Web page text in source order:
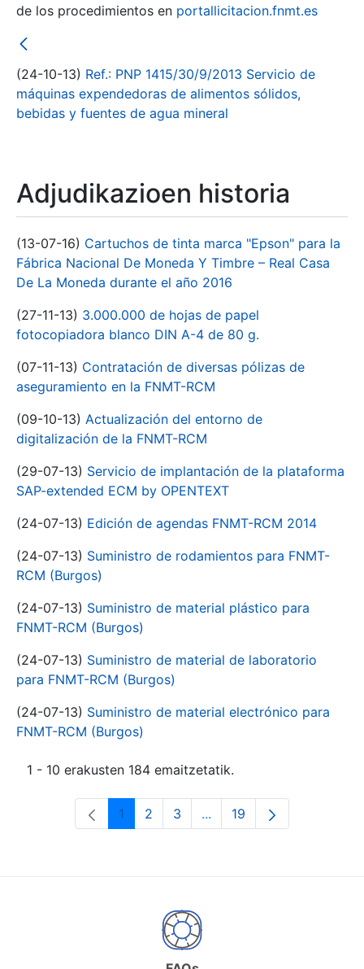
Erakutsi/Ezkutatu
de los procedimientos en portallicitacion.fnmt.es
(24-10-13) Ref.: PNP 1415/30/9/2013 Servicio de
máquinas expendedoras de alimentos sólidos,
bebidas y fuentes de agua mineral
Adjudikazioen historia
(13-07-16) Cartuchos de tinta marca "Epson" para la
Fábrica Nacional De Moneda Y Timbre – Real Casa
De La Moneda durante el año 2016
(27-11-13) 3.000.000 de hojas de papel
fotocopiadora blanco DIN A-4 de 80 g.
(07-11-13) Contratación de diversas pólizas de
aseguramiento en la FNMT-RCM
(09-10-13) Actualización del entorno de
digitalización de la FNMT-RCM
(29-07-13) Servicio de implantación de la plataforma
SAP-extended ECM by OPENTEXT
(24-07-13) Edición de agendas FNMT-RCM 2014
(24-07-13) Suministro de rodamientos para FNMT-
RCM (Burgos)
(24-07-13) Suministro de material plástico para
FNMT-RCM (Burgos)
(24-07-13) Suministro de material de laboratorio
para FNMT-RCM (Burgos)
(24-07-13) Suministro de material electrónico para
FNMT-RCM (Burgos)
1 - 10 erakusten 184 emaitzetatik.
Orrialdea
1 Orrialdea
2 Orrialdea
3 ...Intermediate Pages Use
Orrialdea
19